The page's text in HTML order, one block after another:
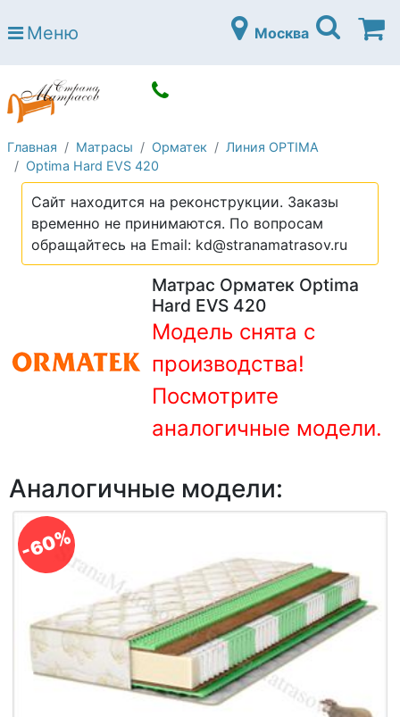
Страна матрасов
Open submenu (Матрасы)
Open submenu (Кровати)
Кровати
Open submenu (Аксессуары)
Open submenu (Диваны)
Диваны
Open submenu (Постельное белье)
Постельное белье
Open submenu (Мебель)
Мебель
Open submenu (Основания)
Основания
Open submenu (Детские матрасы)
Детские матрасы
Open submenu (Детские кровати)
Детские кровати
Open submenu (Шкафы)
Шкафы
Доставка по городу
Меню Москва
Главная Матрасы Орматек
Линия OPTIMA
Optima Hard EVS 420
Сайт находится на реконструкции. Заказы
временно не принимаются. По вопросам
обращайтесь на Email: kd@stranamatrasov.ru
Матрас Орматек Optima
Hard EVS 420
Модель снята с
производства!
Посмотрите
аналогичные модели.
Аналогичные модели:
-60%